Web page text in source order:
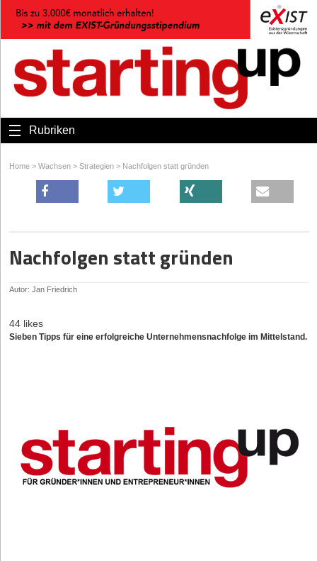
Rubriken
Home > Wachsen > Strategien > Nachfolgen statt gründen
Nachfolgen statt gründen
Autor: Jan Friedrich
44 likes
Sieben Tipps für eine erfolgreiche Unternehmensnachfolge im Mittelstand.